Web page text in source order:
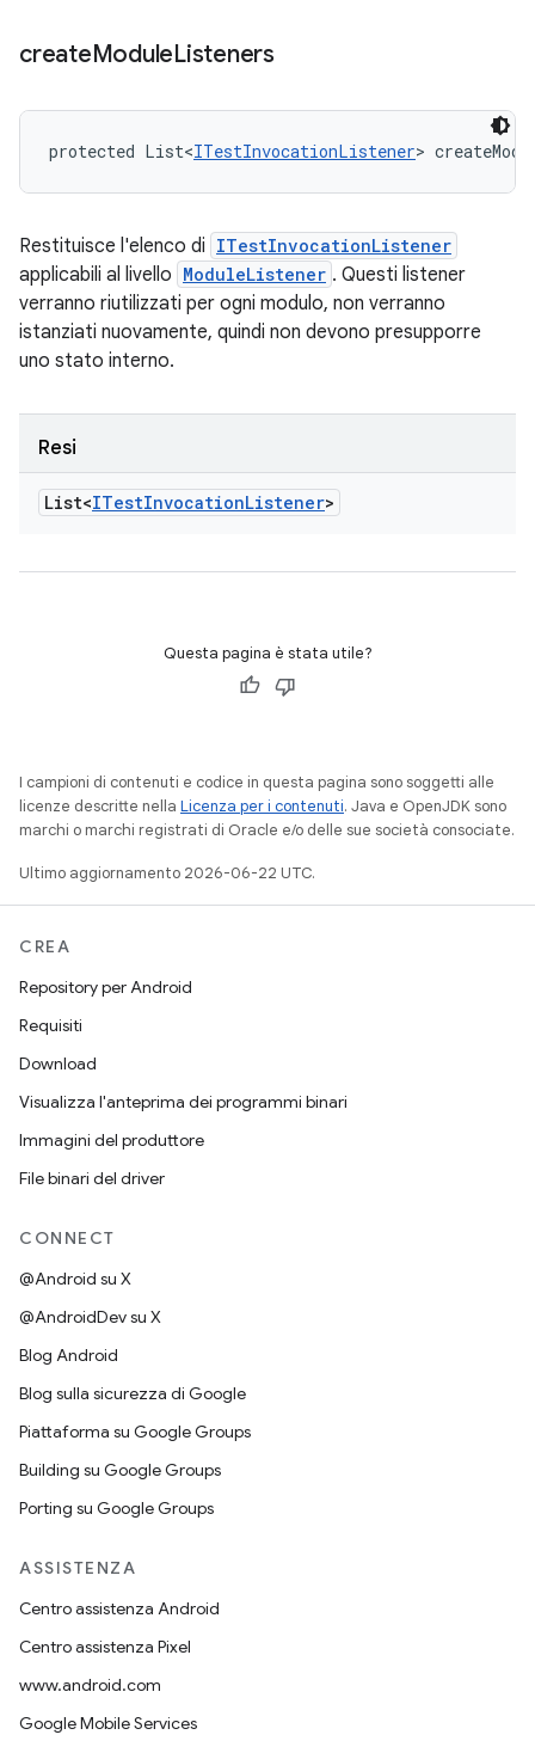
createModuleListeners
protected List<ITestInvocationListener>
Restituisce l'elenco di ITestInvocationListener
applicabili al livello ModuleListener . Questi listener
verranno riutilizzati per ogni modulo, non verranno
istanziati nuovamente, quindi non devono presupporre
uno stato interno.
Resi
List<ITestInvocationListener>
Questa pagina è stata utile?
I campioni di contenuti e codice in questa pagina sono soggetti alle
licenze descritte nella Licenza per i contenuti. Java e OpenJDK sono
marchi o marchi registrati di Oracle e/o delle sue società consociate.
Ultimo aggiornamento 2026-06-22 UTC.
CREA
Repository per Android
Requisiti
Download
Visualizza l'anteprima dei programmi binari
Immagini del produttore
File binari del driver
CONNECT
@Android su X
@AndroidDev su X
Blog Android
Blog sulla sicurezza di Google
Piattaforma su Google Groups
Building su Google Groups
Porting su Google Groups
ASSISTENZA
Centro assistenza Android
Centro assistenza Pixel
www.android.com
Google Mobile Services